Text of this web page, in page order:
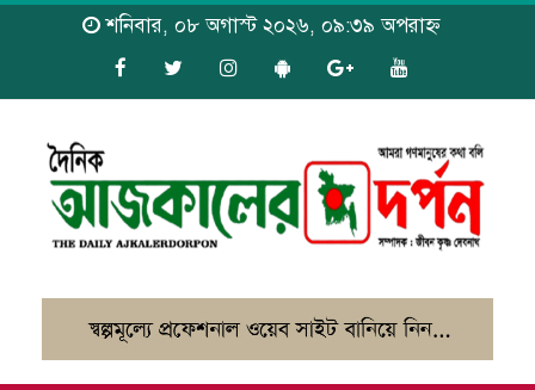
শনিবার, ০৮ অগাস্ট ২০২৬, ০৯:৩৯ অপরাহ্ন